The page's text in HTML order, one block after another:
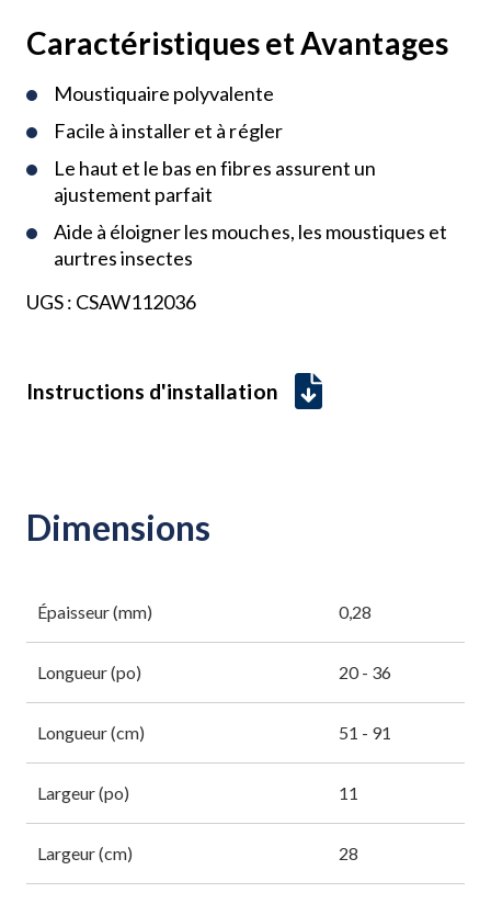
Caractéristiques et Avantages
Moustiquaire polyvalente
Facile à installer et à régler
Le haut et le bas en fibres assurent un
ajustement parfait
Aide à éloigner les mouches, les moustiques et
aurtres insectes
UGS : CSAW112036
Instructions d'installation
Dimensions
Épaisseur (mm) 0,28
Longueur (po) 20 - 36
Longueur (cm) 51 - 91
Largeur (po) 11
Largeur (cm) 28